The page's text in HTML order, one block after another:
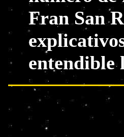
Fran San
entendible